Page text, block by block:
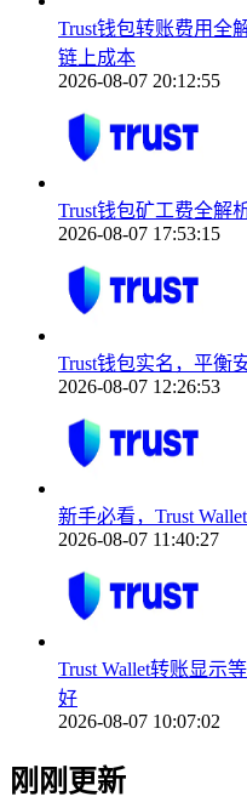
Trust钱包转账费用全
链上成本
2026-08-07 20:12:55
Trust钱包矿工费全解
2026-08-07 17:53:15
Trust钱包实名，平衡
2026-08-07 12:26:53
新手必看，Trust
2026-08-07 11:40:27
Trust Wallet转账显示
好
2026-08-07 10:07:02
刚刚更新